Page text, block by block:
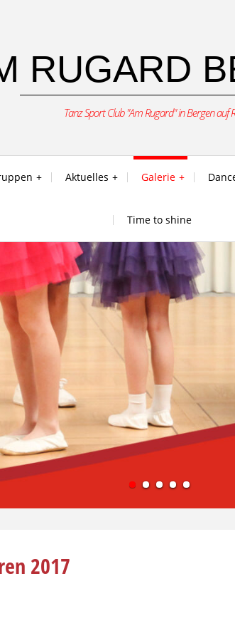
RUGARD
Tanz Sport Club "Am Rugard" in Bergen auf
Aktuelles Galerie
Time to shine
4 5
2017